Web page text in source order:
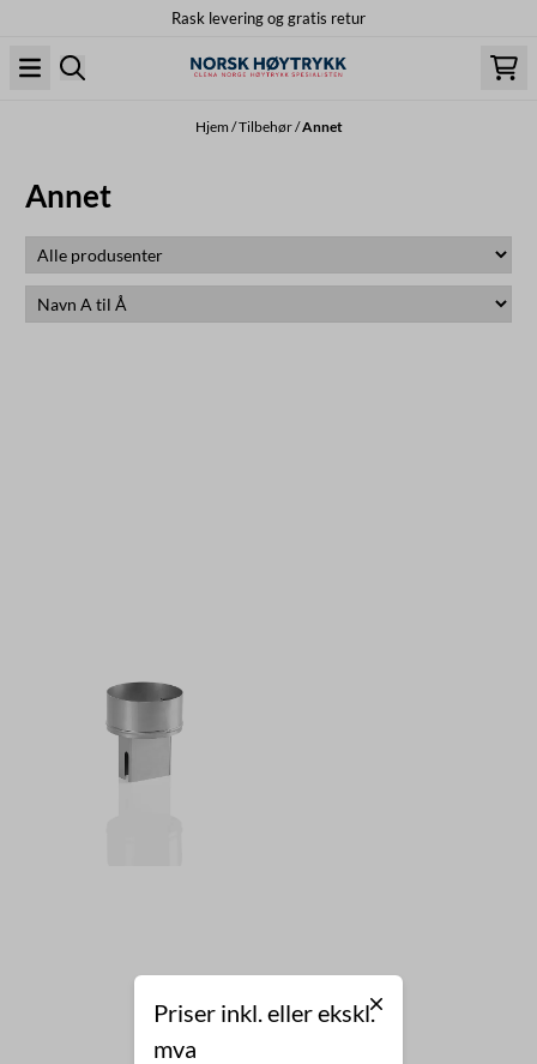
Rask levering og gratis retur
Hjem /Tilbehør/Annet
Annet
Priser inkl. eller ekskl.
mva